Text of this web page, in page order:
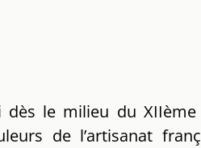
dès le milieu du
de l’artisanat